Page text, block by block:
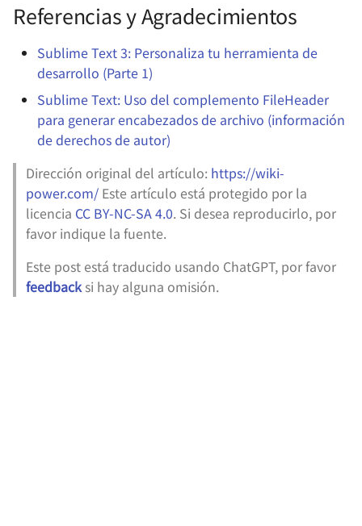
Referencias y Agradecimientos
Sublime Text 3: Personaliza tu herramienta de
desarrollo (Parte 1)
Sublime Text: Uso del complemento FileHeader
para generar encabezados de archivo (información
de derechos de autor)
Dirección original del artículo: https://wiki-
power.com/ Este artículo está protegido por la
licencia CC BY-NC-SA 4.0. Si desea reproducirlo, por
favor indique la fuente.
Este post está traducido usando ChatGPT, por favor
feedbacksi hay alguna omisión.